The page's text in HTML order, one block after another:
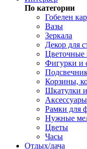
По категории
Гобелен
Вазы
Зеркала
Декор для
Цветочные
Фигурки и
Корзины,
Шкатулки
Рамки для
Нужные
Цветы
Часы
Отдых/дача